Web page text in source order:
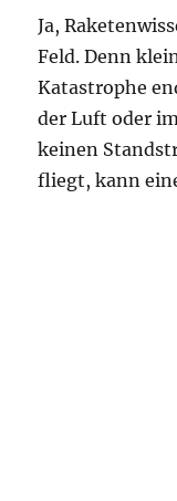
Ja,
Feld. Denn
Katastrophe
der Luft oder
keinen
fliegt, kann